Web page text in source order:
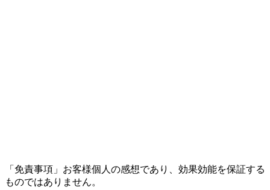
「免責事項」お客様個人の感想であり、効果効能を保証する
ものではありません。